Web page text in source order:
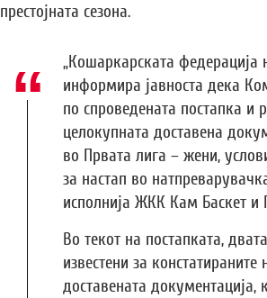
престојната сезона.
„Кошаркарската федерација
информира јавноста дека
по спроведената постапка и
целокупната доставена
во Првата лига – жени,
за настап во
исполнија ЖКК Кам Баскет и
Во текот на постапката,
известени за констатираните
доставената документација,